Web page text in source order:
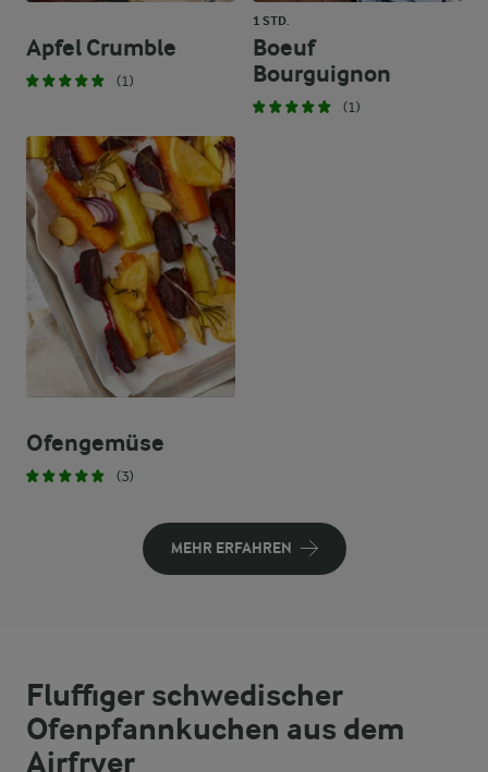
Apfel Crumble
(1)
1 STD.
Boeuf
Bourguignon
(1)
Ofengemüse
(3)
MEHR ERFAHREN
Fluffiger schwedischer
Ofenpfannkuchen aus dem
Airfryer